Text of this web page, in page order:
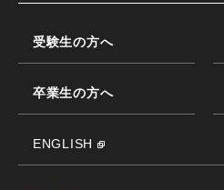
受験生の方へ
卒業生の方へ
ENGLISH